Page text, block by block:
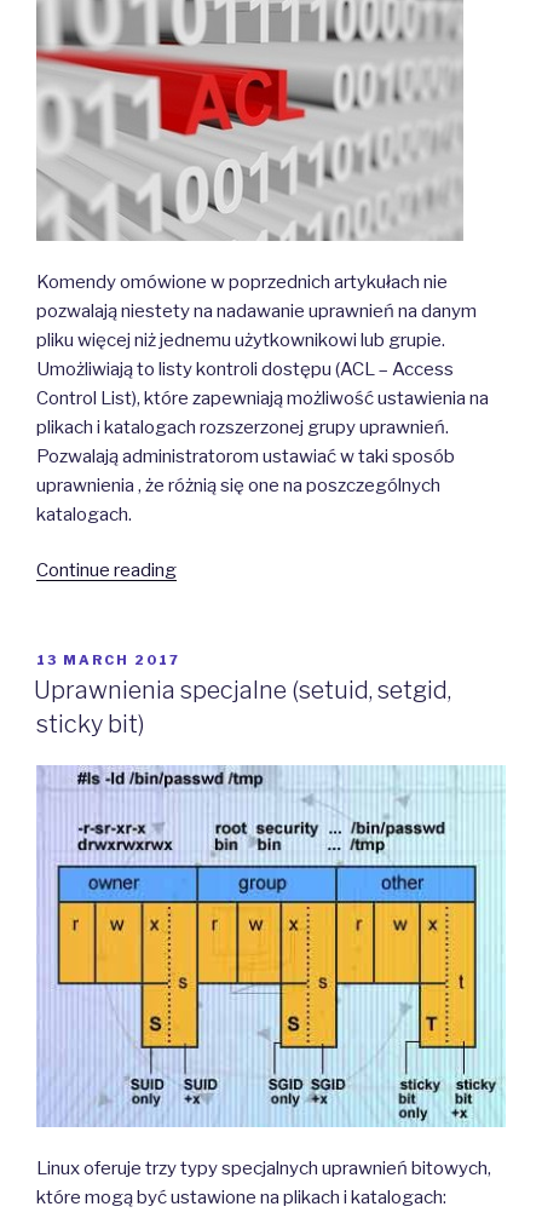
Komendy omówione w poprzednich artykułach nie
pozwalają niestety na nadawanie uprawnień na danym
pliku więcej niż jednemu użytkownikowi lub grupie.
Umożliwiają to listy kontroli dostępu (ACL – Access
Control List), które zapewniają możliwość ustawienia na
plikach i katalogach rozszerzonej grupy uprawnień.
Pozwalają administratorom ustawiać w taki sposób
uprawnienia , że różnią się one na poszczególnych
katalogach.
Continue reading“Listy
(ACL)”
POSTED
ON
13 MARCH 2017
Uprawnienia specjalne (setuid, setgid,
sticky bit)
Linux oferuje trzy typy specjalnych uprawnień bitowych,
które mogą być ustawione na plikach i katalogach: